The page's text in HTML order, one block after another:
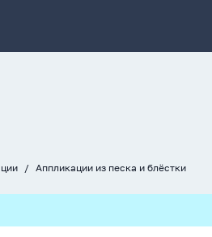
Аппликации из песка и блёстки